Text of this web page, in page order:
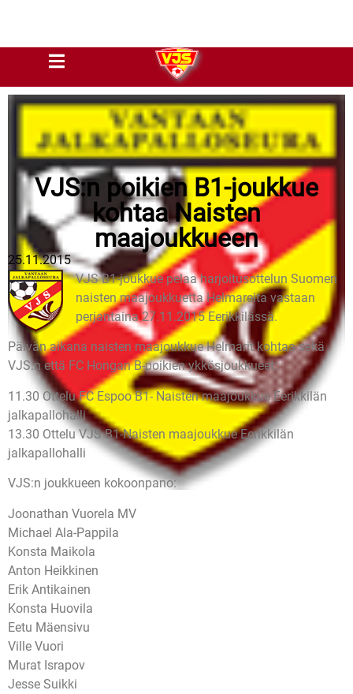
VJS:n poikien B1-joukkue
kohtaa Naisten
maajoukkueen
25.11.2015
VJS B1-joukkue pelaa harjoitusottelun Suomen
naisten maajoukkuetta Helmareita vastaan
perjantaina 27.11.2015 Eerikkilässä.
Päivän aikana naisten maajoukkue Helmarit kohtaa sekä
VJS:n että FC Hongan B-poikien ykkösjoukkueet:
11.30 Ottelu FC Espoo B1- Naisten maajoukkue Eerikkilän
jalkapallohalli
13.30 Ottelu VJS B1-Naisten maajoukkue Eerikkilän
jalkapallohalli
VJS:n joukkueen kokoonpano:
Joonathan Vuorela MV
Michael Ala-Pappila
Konsta Maikola
Anton Heikkinen
Erik Antikainen
Konsta Huovila
Eetu Mäensivu
Ville Vuori
Murat Israpov
Jesse Suikki